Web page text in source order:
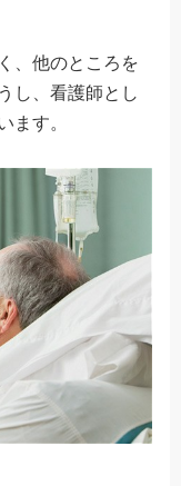
、他のところを
し、看護師とし
ます。